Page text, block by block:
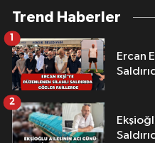
Trend Haberler
Ercan Ekşi'ye
1
2